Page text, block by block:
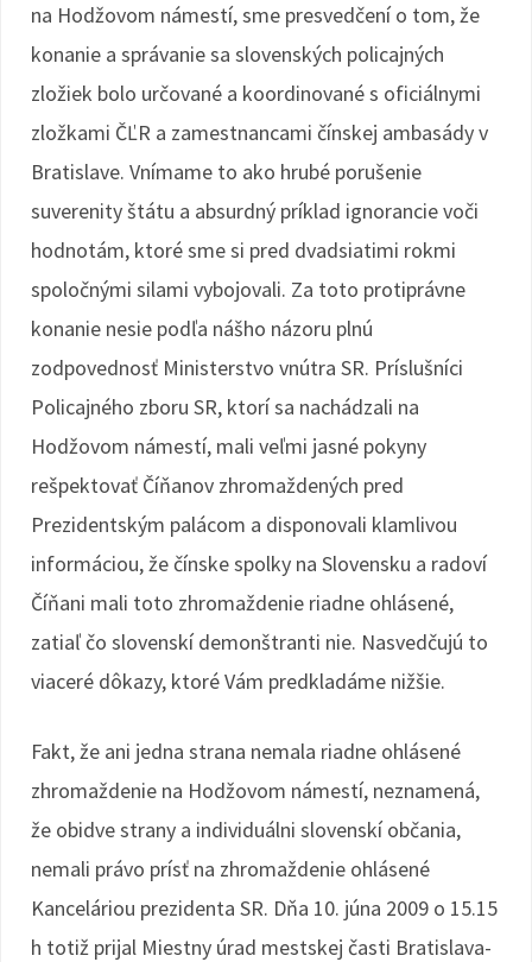
na Hodžovom námestí, sme presvedčení o tom, že
konanie a správanie sa slovenských policajných
zložiek bolo určované a koordinované s oficiálnymi
zložkami ČĽR a zamestnancami čínskej ambasády v
Bratislave. Vnímame to ako hrubé porušenie
suverenity štátu a absurdný príklad ignorancie voči
hodnotám, ktoré sme si pred dvadsiatimi rokmi
spoločnými silami vybojovali. Za toto protiprávne
konanie nesie podľa nášho názoru plnú
zodpovednosť Ministerstvo vnútra SR. Príslušníci
Policajného zboru SR, ktorí sa nachádzali na
Hodžovom námestí, mali veľmi jasné pokyny
rešpektovať Číňanov zhromaždených pred
Prezidentským palácom a disponovali klamlivou
informáciou, že čínske spolky na Slovensku a radoví
Číňani mali toto zhromaždenie riadne ohlásené,
zatiaľ čo slovenskí demonštranti nie. Nasvedčujú to
viaceré dôkazy, ktoré Vám predkladáme nižšie.
Fakt, že ani jedna strana nemala riadne ohlásené
zhromaždenie na Hodžovom námestí, neznamená,
že obidve strany a individuálni slovenskí občania,
nemali právo prísť na zhromaždenie ohlásené
Kanceláriou prezidenta SR. Dňa 10. júna 2009 o 15.15
h totiž prijal Miestny úrad mestskej časti Bratislava-